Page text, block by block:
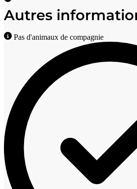
Autres
Pas d'animaux de compagnie